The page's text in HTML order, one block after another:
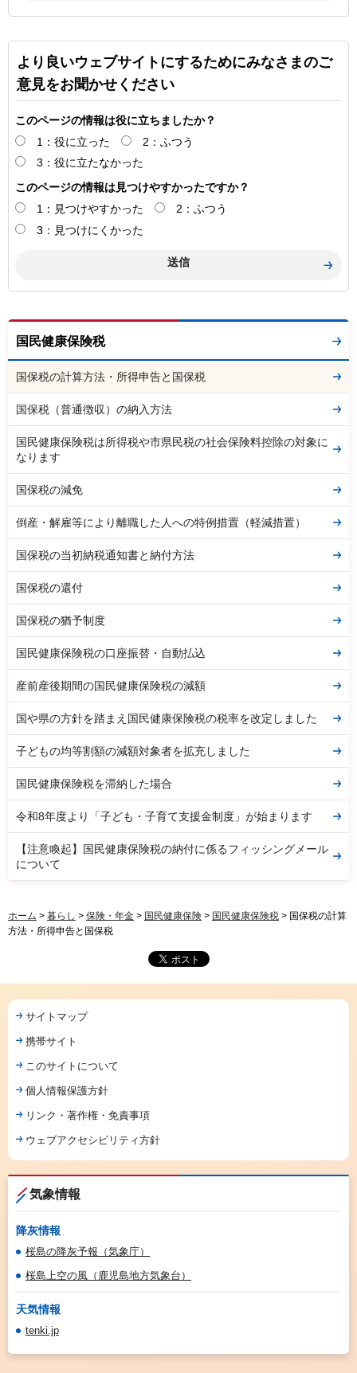
より良いウェブサイトにするためにみなさまのご
意見をお聞かせください
このページの情報は役に立ちましたか？
1：役に立った
2：ふつう
3：役に立たなかった
このページの情報は見つけやすかったですか？
1：見つけやすかった
2：ふつう
3：見つけにくかった
国民健康保険税
国保税の計算方法・所得申告と国保税
国保税（普通徴収）の納入方法
国民健康保険税は所得税や市県民税の社会保険料控除の対象に
なります
国保税の減免
倒産・解雇等により離職した人への特例措置（軽減措置）
国保税の当初納税通知書と納付方法
国保税の還付
国保税の猶予制度
国民健康保険税の口座振替・自動払込
産前産後期間の国民健康保険税の減額
国や県の方針を踏まえ国民健康保険税の税率を改定しました
子どもの均等割額の減額対象者を拡充しました
国民健康保険税を滞納した場合
令和8年度より「子ども・子育て支援金制度」が始まります
【注意喚起】国民健康保険税の納付に係るフィッシングメール
について
ホーム > 暮らし > 保険・年金 > 国民健康保険 > 国民健康保険税 > 国保税の計算
方法・所得申告と国保税
サイトマップ
携帯サイト
このサイトについて
個人情報保護方針
リンク・著作権・免責事項
ウェブアクセシビリティ方針
気象情報
降灰情報
桜島の降灰予報（気象庁）
桜島上空の風（鹿児島地方気象台）
天気情報
tenki.jp